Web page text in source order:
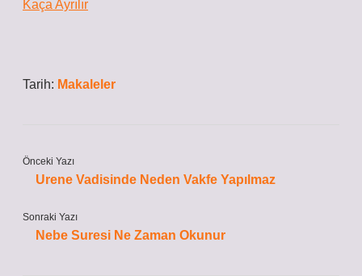
Kaça Ayrılır
Tarih: Makaleler
Önceki Yazı
Urene Vadisinde Neden Vakfe Yapılmaz
Sonraki Yazı
Nebe Suresi Ne Zaman Okunur